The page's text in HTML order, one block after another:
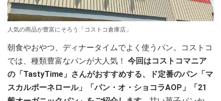
人気の商品が豊富にそろう「コストコ倉庫店」
朝食やおやつ、ディナータイムでよく使うパン。コストコ
では、種類豊富なパンが大人気！ 今回はコストコマニア
の「TastyTime」さんがおすすめする、ド定番のパン「マ
スカルポーネロール」「パン・オ・ショコラAOP」「21